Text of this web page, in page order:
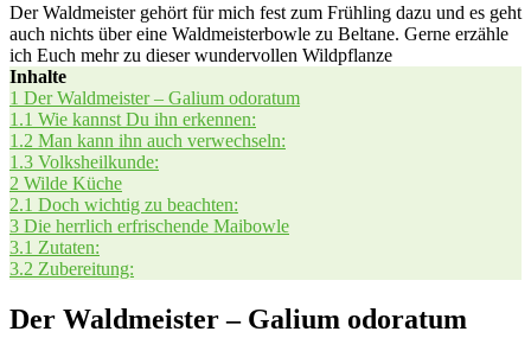
Der Waldmeister gehört für mich fest zum Frühling dazu und es geht
auch nichts über eine Waldmeisterbowle zu Beltane. Gerne erzähle
ich Euch mehr zu dieser wundervollen Wildpflanze
Inhal­te
1 Der Wald­meis­ter – Gali­um odoratum
1.1 Wie kannst Du ihn erkennen:
1.2 Man kann ihn auch verwechseln:
1.3 Volks­heil­kun­de:
2 Wil­de Küche
2.1 Doch wich­tig zu beachten:
3 Die herr­lich erfri­schen­de Maibowle
3.1 Zuta­ten:
3.2 Zube­rei­tung:
Der Waldmeister – Galium odoratum